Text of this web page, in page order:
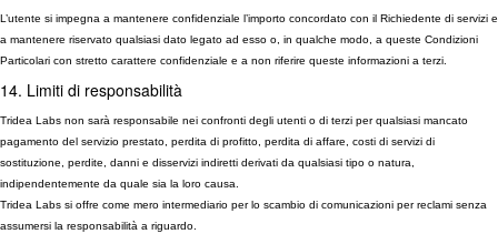
L’utente si impegna a mantenere confidenziale l’importo concordato con il Richiedente di servizi e
a mantenere riservato qualsiasi dato legato ad esso o, in qualche modo, a queste Condizioni
Particolari con stretto carattere confidenziale e a non riferire queste informazioni a terzi.
14. Limiti di responsabilità
Tridea Labs non sarà responsabile nei confronti degli utenti o di terzi per qualsiasi mancato
pagamento del servizio prestato, perdita di profitto, perdita di affare, costi di servizi di
sostituzione, perdite, danni e disservizi indiretti derivati da qualsiasi tipo o natura,
indipendentemente da quale sia la loro causa.
Tridea Labs si offre come mero intermediario per lo scambio di comunicazioni per reclami senza
assumersi la responsabilità a riguardo.